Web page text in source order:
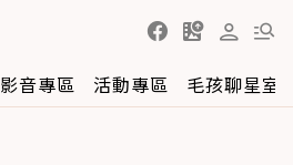
影音專區 活動專區 毛孩聊星室